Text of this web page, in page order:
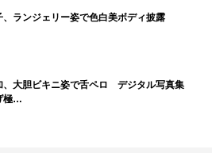
、ランジェリー姿で色白美ボディ披露
、大胆ビキニ姿で舌ペロ デジタル写真集
極…